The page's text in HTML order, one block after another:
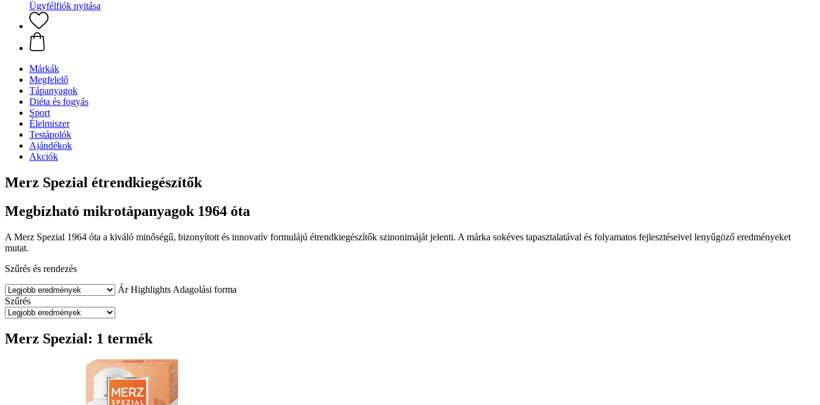
Ügyfélfiók nyitása
Márkák
Megfelelő
Tápanyagok
Diéta és fogyás
Sport
Élelmiszer
Testápolók
Ajándékok
Akciók
Merz Spezial étrendkiegészítők
Megbízható mikrotápanyagok 1964 óta
A Merz Spezial 1964 óta a kiváló minőségű, bizonyított és innovatív formulájú étrendkiegészítők szinonimáját jelenti. A márka sokéves tapasztalatával és folyamatos fejlesztéseivel lenyűgöző eredményeket
mutat.
Szűrés és rendezés
Ár Highlights Adagolási forma
Szűrés
Merz Spezial: 1 termék